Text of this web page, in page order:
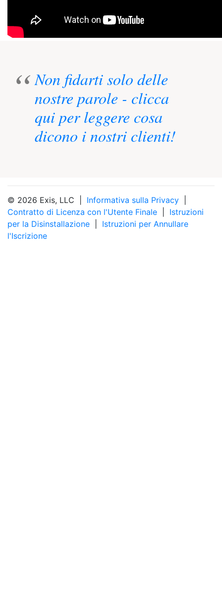
Non fidarti solo delle
nostre parole - clicca
qui per leggere cosa
dicono i nostri clienti!
© 2026 Exis, LLC | Informativa sulla Privacy
Contratto di Licenza con l'Utente Finale
Istruzioni
per la Disinstallazione
Istruzioni per Annullare
l'Iscrizione